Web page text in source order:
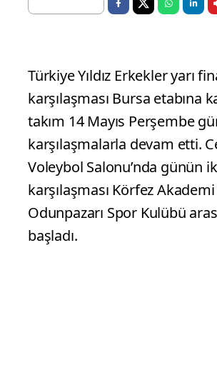
Türkiye Yıldız Erkekler yarı final